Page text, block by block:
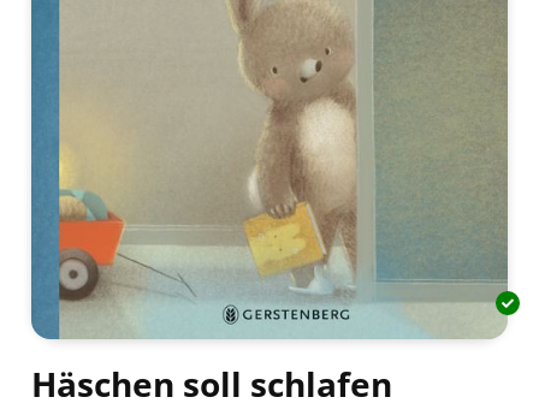
Häschen soll schlafen